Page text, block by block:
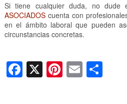
Si tiene cualquier duda, no dude
ASOCIADOScuenta con
en el ámbito laboral que pueden
circunstancias concretas.
F
a
X Pi
nt
E
m
C